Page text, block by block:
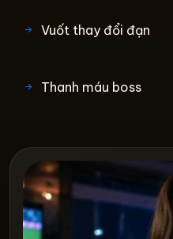
Vuốt thay đổi đạn
Thanh máu boss